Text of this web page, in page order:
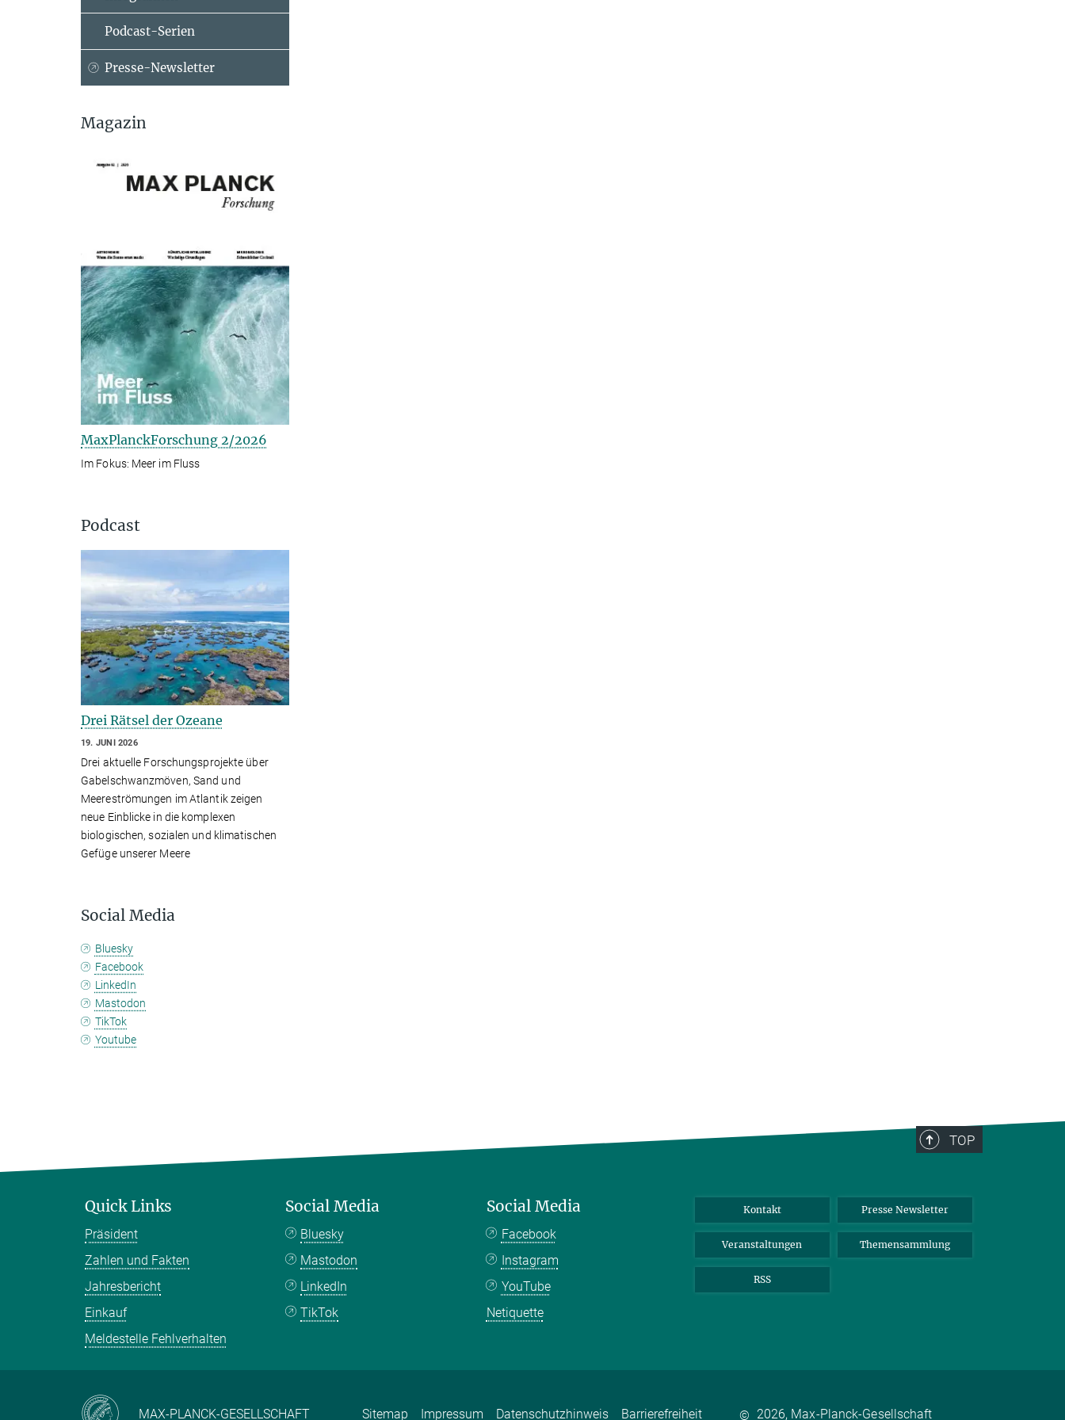
Podcast-Serien
Presse-Newsletter
Magazin
MaxPlanckForschung 2/2026
Im Fokus: Meer im Fluss
Podcast
Drei Rätsel der Ozeane
19. JUNI 2026
Drei aktuelle Forschungsprojekte über
Gabelschwanzmöven, Sand und
Meereströmungen im Atlantik zeigen
neue Einblicke in die komplexen
biologischen, sozialen und klimatischen
Gefüge unserer Meere
Social Media
Bluesky
Facebook
LinkedIn
Mastodon
TikTok
Youtube
TOP
Quick Links
Präsident
Zahlen und Fakten
Jahresbericht
Einkauf
Meldestelle Fehlverhalten
Social Media
Bluesky
Mastodon
LinkedIn
TikTok
Social Media
Facebook
Instagram
YouTube
Netiquette
Kontakt Presse Newsletter
Veranstaltungen Themensammlung
RSS
MAX-PLANCK-GESELLSCHAFT Sitemap Impressum Datenschutzhinweis Barrierefreiheit © 2026, Max-Planck-Gesellschaft